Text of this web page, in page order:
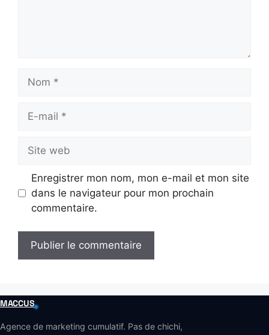
Nom
Site
web
Enregistrer mon nom, mon e-mail et mon site
dans le navigateur pour mon prochain
commentaire.
MACCUS
Agence de marketing cumulatif. Pas de chichi,